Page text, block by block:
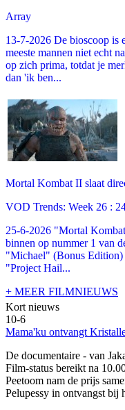
Array
13-7-2026 De bioscoop is
meeste mannen niet echt
op zich prima, totdat je
dan 'ik ben...
Mortal Kombat II slaat
VOD Trends: Week 26 :
25-6-2026 "Mortal
binnen op nummer 1 van
"Michael" (Bonus
"Project Hail...
+ MEER FILMNIEUWS
Kort nieuws
10-6
Mama'ku ontvangt
De documentaire - van
Film-status bereikt na
Peetoom nam de prijs
Pelupessy in ontvangst bij